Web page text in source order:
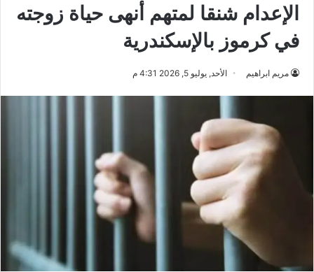
الإعدام شنقا لمتهم أنهى حياة زوجته
في كرموز بالإسكندرية
مريم ابراهيم الأحد, يوليو 5, 2026 4:31 م